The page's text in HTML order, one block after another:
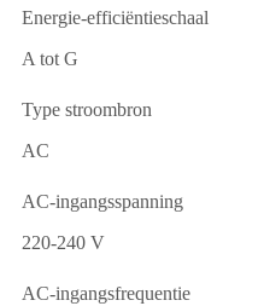
Energie-efficiëntieschaal
A tot G
Type stroombron
AC
AC-ingangsspanning
220-240 V
AC-ingangsfrequentie